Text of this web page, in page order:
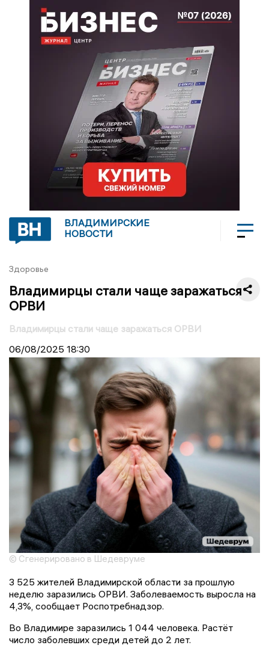
ВЛАДИМИРСКИЕ
НОВОСТИ
Здоровье
Владимирцы стали чаще заражаться
ОРВИ
Владимирцы стали чаще заражаться ОРВИ
06/08/2025 18:30
© Сгенерировано в Шедевруме
3 525 жителей Владимирской области за прошлую
неделю заразились ОРВИ. Заболеваемость выросла на
4,3%, сообщает Роспотребнадзор.
Во Владимире заразились 1 044 человека. Растёт
число заболевших среди детей до 2 лет.